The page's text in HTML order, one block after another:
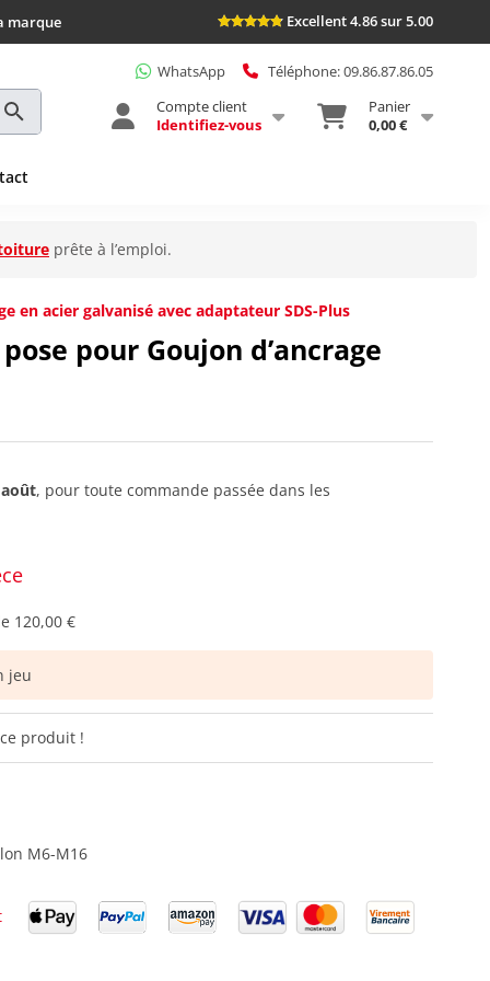
marque Excellent 4.86 sur 5.00
WhatsApp
Téléphone: 09.86.87.86.05
Compte client
Identifiez-vous
Panier
0,00 €
prête à l’emploi.
en acier galvanisé avec adaptateur SDS-Plus
pour Goujon d’ancrage
, pour toute commande passée dans les
120,00 €
jeu
produit !
M6-M16